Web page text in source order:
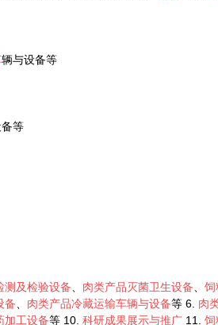
辆与设备等
等
测及检验设备 肉类产品灭菌卫生设备 饲
备 肉类产品冷藏运输车辆与设备等 6. 肉
加工设备等 10. 科研成果展示与推广 11. 饲